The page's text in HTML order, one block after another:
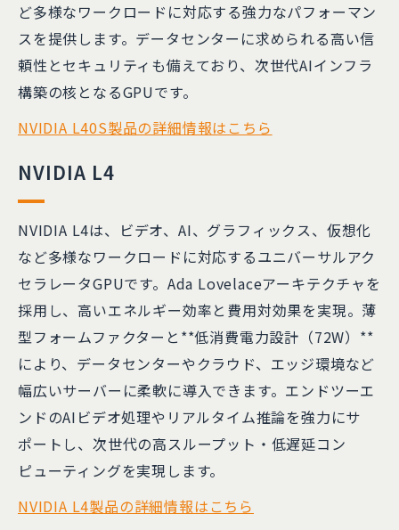
ど多様なワークロードに対応する強力なパフォーマン
スを提供します。データセンターに求められる高い信
頼性とセキュリティも備えており、次世代AIインフラ
構築の核となるGPUです。
NVIDIA L40S製品の詳細情報はこちら
NVIDIA L4
NVIDIA L4は、ビデオ、AI、グラフィックス、仮想化
など多様なワークロードに対応するユニバーサルアク
セラレータGPUです。Ada Lovelaceアーキテクチャを
採用し、高いエネルギー効率と費用対効果を実現。薄
型フォームファクターと**低消費電力設計（72W）**
により、データセンターやクラウド、エッジ環境など
幅広いサーバーに柔軟に導入できます。エンドツーエ
ンドのAIビデオ処理やリアルタイム推論を強力にサ
ポートし、次世代の高スループット・低遅延コン
ピューティングを実現します。
NVIDIA L4製品の詳細情報はこちら